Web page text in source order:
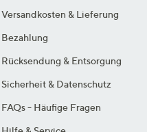
Versandkosten & Lieferung
Bezahlung
Rücksendung & Entsorgung
Sicherheit & Datenschutz
FAQs - Häufige Fragen